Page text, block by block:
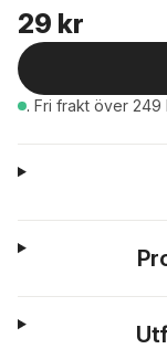
29 kr
. Fri frakt över 249